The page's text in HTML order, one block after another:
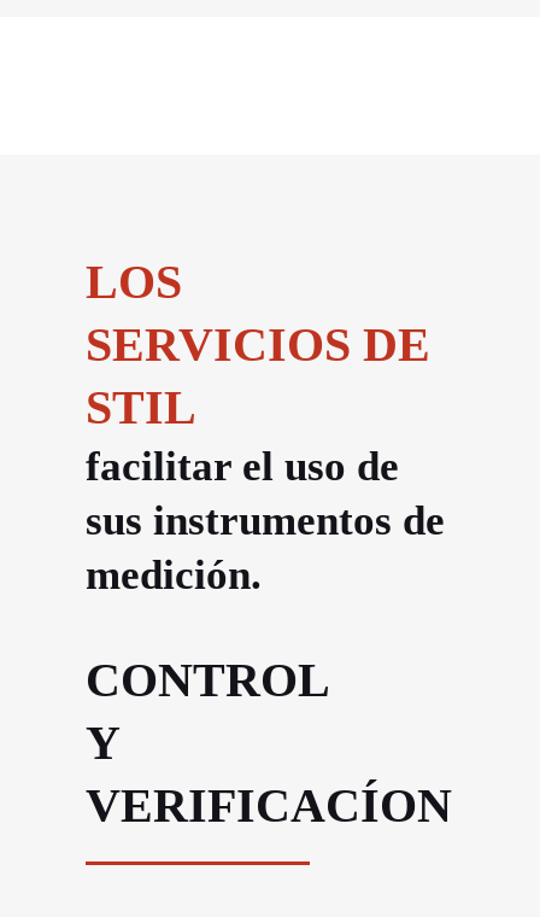
LOS
SERVICIOS DE
STIL
facilitar el uso de
sus instrumentos de
medición.
CONTROL
Y
VERIFICACÍON